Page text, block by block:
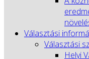
Választási
Választási
Helyi